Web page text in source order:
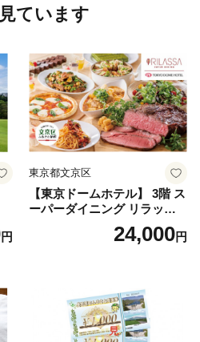
ています
円
東京都文京区
【東京ドームホテル】 3階 ス
ーパーダイニング リラッサ
ランチブッフェ お食事券 大
人1名様分 関東 東京 ご利用
24,000円